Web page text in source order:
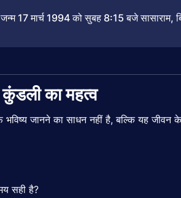
जन्म 17मार्च 1994कोसुबह 8:15बजेसासाराम,
कुंडलीकामहत्व
भविष्यजाननेकासाधननहींहै,बल्कियहजीवन
सहीहै?